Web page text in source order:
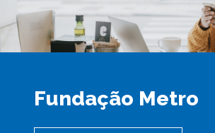
Fundação Metro